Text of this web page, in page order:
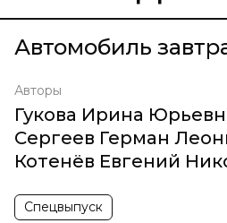
Автомобиль
Авторы
Гукова Ирина
Сергеев Герман
Котенёв Евгений
Спецвыпуск